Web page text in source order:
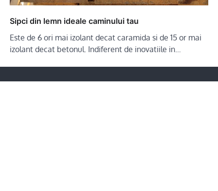
Sipci din lemn ideale caminului tau
Este de 6 ori mai izolant decat caramida si de 15 or mai
izolant decat betonul. Indiferent de inovatiile in…